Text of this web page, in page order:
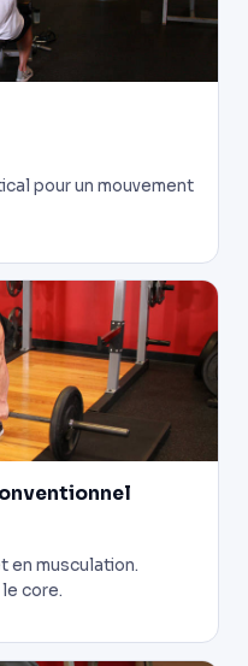
pour un mouvement
en musculation.
core.